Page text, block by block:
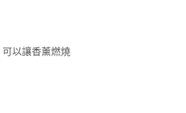
以讓香薰燃燒